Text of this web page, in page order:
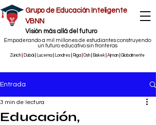
Grupo de Educación Inteligente
VBNN
​Visión más allá del futuro
Empoderando a mil millones de estudiantes construyendo
un futuro educativo sin fronteras
Zúrich Dubái Lucerna Londres Riga Osh Biskek Ajman Globalmente
Entrada
Educación,
3 min de lectura